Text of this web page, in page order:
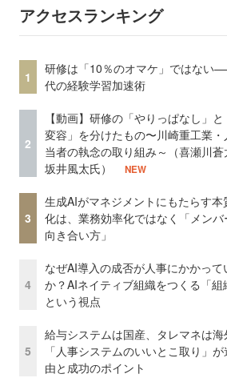
アクセスランキング
1
研修は「10％のオマケ」ではない
代の経験学習加速術
2
【動画】研修の「やりっぱなし」
変容」を分けたもの〜川崎重工業・
当者の執念の取り組み～（喜瀬川蒼
坂井風太氏）
NEW
3
生成AIがマネジメントにもたらす本
化は、業務効率化ではなく「メン
向き合い方」
4
なぜAI導入の成否が人事にかかって
か？AIネイティブ組織をつくる「組
という視点
5
給与システムは国産、タレマネは
「人事システムのいいとこ取り」
由と成功のポイント